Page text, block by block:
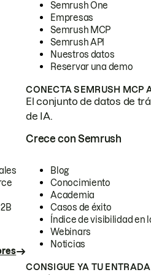
Semrush One
Empresas
Semrush MCP
Semrush API
Nuestros datos
Reservar una demo
CONECTA SEMRUSH MCP
El conjunto de datos de
de IA.
Crece con Semrush
Blog
Conocimiento
Academia
Casos de éxito
Índice de visibilidad en
Webinars
Noticias
CONSIGUE YA TU ENTRADA